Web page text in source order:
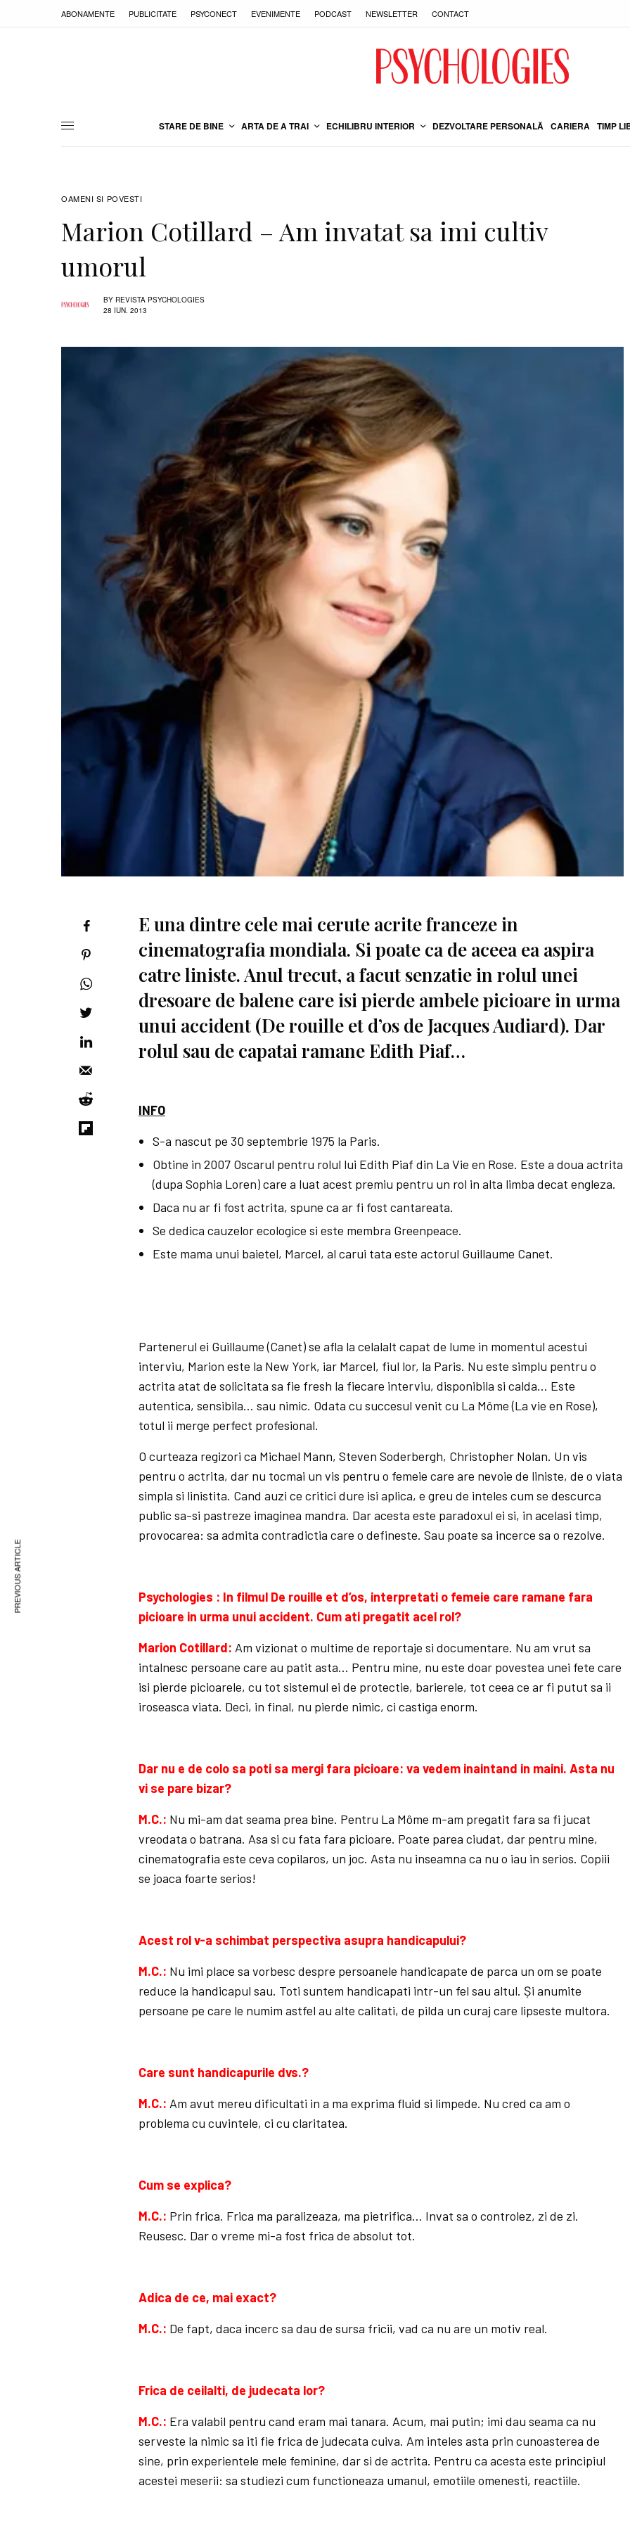
ABONAMENTE PUBLICITATE PSYCONECT EVENIMENTE PODCAST NEWSLETTER CONTACT
STARE DE BINE ARTA DE A TRAI ECHILIBRU INTERIOR DEZVOLTARE PERSONALĂ CARIERA TIMP
OAMENI SI POVESTI
Marion Cotillard – Am invatat sa imi cultiv
umorul
BY REVISTA PSYCHOLOGIES
28 IUN. 2013
E una dintre cele mai cerute acrite franceze in
cinematografia mondiala. Si poate ca de aceea ea aspira
catre liniste. Anul trecut, a facut senzatie in rolul unei
dresoare de balene care isi pierde ambele picioare in urma
unui accident (De rouille et d’os de Jacques Audiard). Dar
rolul sau de capatai ramane Edith Piaf…
INFO
S-a nascut pe 30 septembrie 1975 la Paris.
Obtine in 2007 Oscarul pentru rolul lui Edith Piaf din La Vie en Rose. Este a doua actrita
(dupa Sophia Loren) care a luat acest premiu pentru un rol in alta limba decat engleza.
Daca nu ar fi fost actrita, spune ca ar fi fost cantareata.
Se dedica cauzelor ecologice si este membra Greenpeace.
Este mama unui baietel, Marcel, al carui tata este actorul Guillaume Canet.
Partenerul ei Guillaume (Canet) se afla la celalalt capat de lume in momentul acestui
interviu, Marion este la New York, iar Marcel, fiul lor, la Paris. Nu este simplu pentru o
actrita atat de solicitata sa fie fresh la fiecare interviu, disponibila si calda… Este
autentica, sensibila… sau nimic. Odata cu succesul venit cu La Môme (La vie en Rose),
totul ii merge perfect profesional.
O curteaza regizori ca Michael Mann, Steven Soderbergh, Christopher Nolan. Un vis
pentru o actrita, dar nu tocmai un vis pentru o femeie care are nevoie de liniste, de o viata
simpla si linistita. Cand auzi ce critici dure isi aplica, e greu de inteles cum se descurca
public sa-si pastreze imaginea mandra. Dar acesta este paradoxul ei si, in acelasi timp,
provocarea: sa admita contradictia care o defineste. Sau poate sa incerce sa o rezolve.
Psychologies : In filmul De rouille et d’os, interpretati o femeie care ramane fara
picioare in urma unui accident. Cum ati pregatit acel rol?
Marion Cotillard: Am vizionat o multime de reportaje si documentare. Nu am vrut sa
intalnesc persoane care au patit asta… Pentru mine, nu este doar povestea unei fete care
isi pierde picioarele, cu tot sistemul ei de protectie, barierele, tot ceea ce ar fi putut sa ii
iroseasca viata. Deci, in final, nu pierde nimic, ci castiga enorm.
Dar nu e de colo sa poti sa mergi fara picioare: va vedem inaintand in maini. Asta nu
vi se pare bizar?
M.C.: Nu mi-am dat seama prea bine. Pentru La Môme m-am pregatit fara sa fi jucat
vreodata o batrana. Asa si cu fata fara picioare. Poate parea ciudat, dar pentru mine,
cinematografia este ceva copilaros, un joc. Asta nu inseamna ca nu o iau in serios. Copiii
se joaca foarte serios!
Acest rol v-a schimbat perspectiva asupra handicapului?
M.C.: Nu imi place sa vorbesc despre persoanele handicapate de parca un om se poate
reduce la handicapul sau. Toti suntem handicapati intr-un fel sau altul. Și anumite
persoane pe care le numim astfel au alte calitati, de pilda un curaj care lipseste multora.
Care sunt handicapurile dvs.?
M.C.: Am avut mereu dificultati in a ma exprima fluid si limpede. Nu cred ca am o
problema cu cuvintele, ci cu claritatea.
Cum se explica?
M.C.: Prin frica. Frica ma paralizeaza, ma pietrifica… Invat sa o controlez, zi de zi.
Reusesc. Dar o vreme mi-a fost frica de absolut tot.
Adica de ce, mai exact?
M.C.: De fapt, daca incerc sa dau de sursa fricii, vad ca nu are un motiv real.
Frica de ceilalti, de judecata lor?
M.C.: Era valabil pentru cand eram mai tanara. Acum, mai putin; imi dau seama ca nu
serveste la nimic sa iti fie frica de judecata cuiva. Am inteles asta prin cunoasterea de
sine, prin experientele mele feminine, dar si de actrita. Pentru ca acesta este principiul
acestei meserii: sa studiezi cum functioneaza umanul, emotiile omenesti, reactiile.
PREVIOUS ARTICLE